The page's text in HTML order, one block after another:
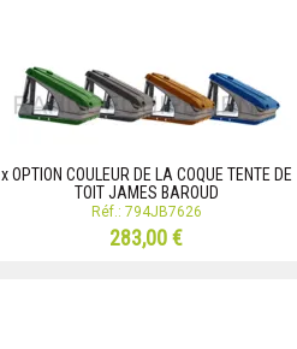
x OPTION COULEUR DE LA COQUE TENTE DE
TOIT JAMES BAROUD
Réf.: 794JB7626
283,00 €